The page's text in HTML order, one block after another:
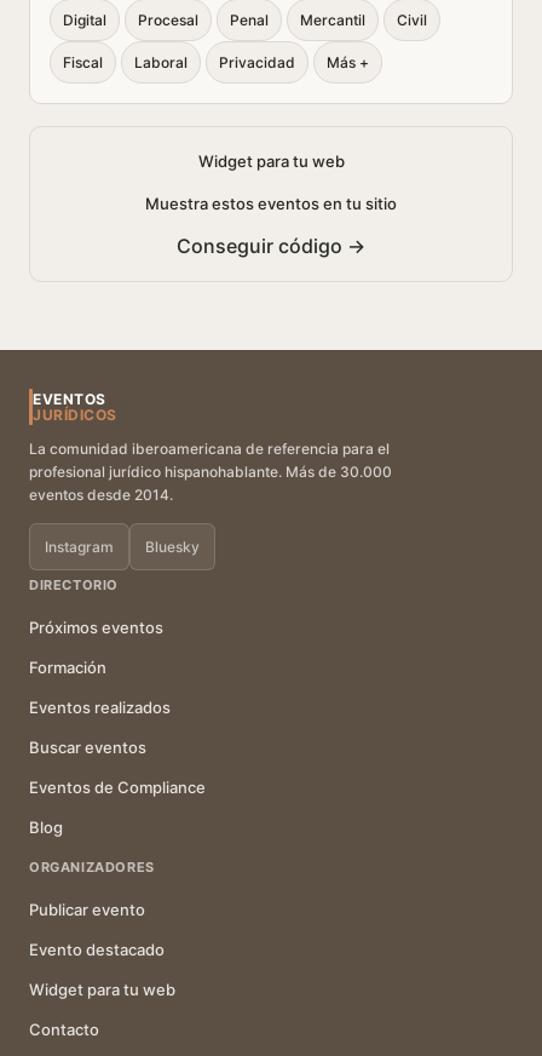
Digital Procesal Penal Mercantil Civil
Fiscal Laboral Privacidad Más +
Widget para tu web
Muestra estos eventos en tu sitio
Conseguir código →
EVENTOS
JURÍDICOS
La comunidad iberoamericana de referencia para el
profesional jurídico hispanohablante. Más de 30.000
eventos desde 2014.
Instagram Bluesky
DIRECTORIO
Próximos eventos
Formación
Eventos realizados
Buscar eventos
Eventos de Compliance
Blog
ORGANIZADORES
Publicar evento
Evento destacado
Widget para tu web
Contacto